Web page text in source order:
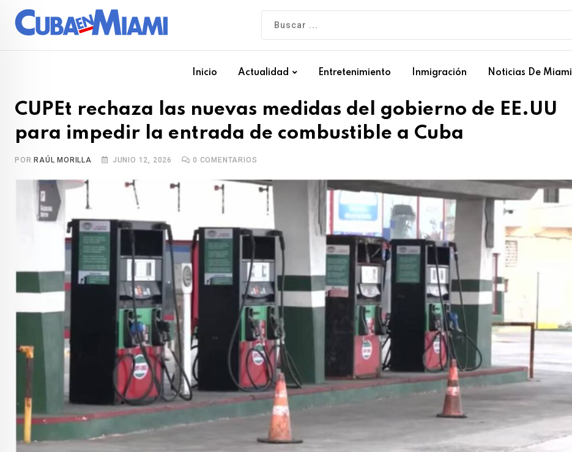
Inicio Actualidad Entretenimiento Inmigración Noticias De Miami
CUPEt rechaza las nuevas medidas del gobierno de EE.UU
para impedir la entrada de combustible a Cuba
POR RAÚL MORILLA JUNIO 12, 2026 0 COMENTARIOS